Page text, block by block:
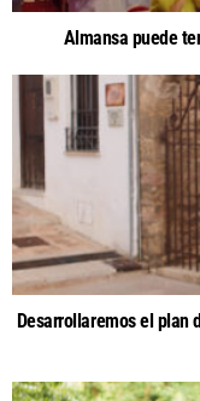
Almansa puede
Desarrollaremos el plan